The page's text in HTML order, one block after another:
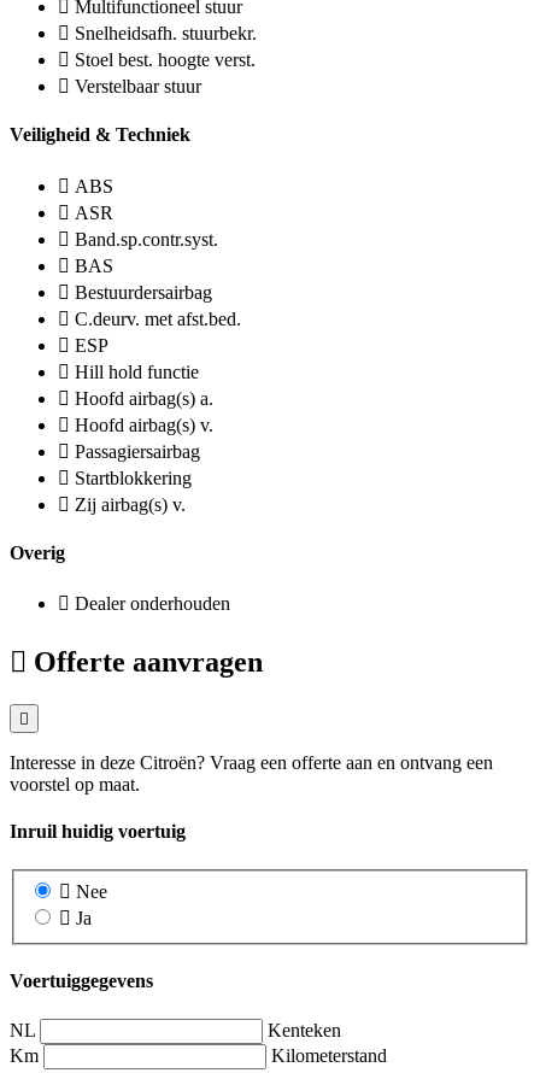
Multifunctioneel stuur
Snelheidsafh. stuurbekr.
Stoel best. hoogte verst.
Verstelbaar stuur
Veiligheid & Techniek
ABS
ASR
Band.sp.contr.syst.
BAS
Bestuurdersairbag
C.deurv. met afst.bed.
ESP
Hill hold functie
Hoofd airbag(s) a.
Hoofd airbag(s) v.
Passagiersairbag
Startblokkering
Zij airbag(s) v.
Overig
Dealer onderhouden
Offerte aanvragen
Interesse in deze Citroën? Vraag een offerte aan en ontvang een
voorstel op maat.
Inruil huidig voertuig
Nee
Ja
Voertuiggegevens
NL
Kenteken
Km
Kilometerstand